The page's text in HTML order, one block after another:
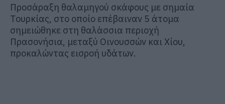
Προσάραξη θαλαμηγού σκάφους με σημαία
Τουρκίας, στο οποίο επέβαιναν 5 άτομα
σημειώθηκε στη θαλάσσια περιοχή
Πρασονήσια, μεταξύ Οινουσσών και Χίου,
προκαλώντας εισροή υδάτων.